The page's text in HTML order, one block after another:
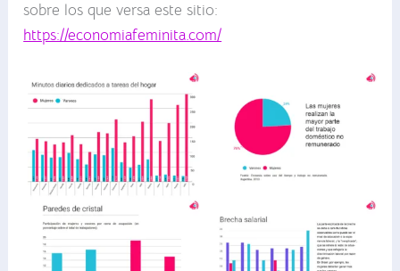
sobre los que versa este sitio:
https://economiafeminita.com/